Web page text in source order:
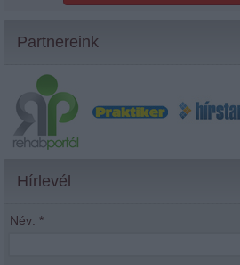
Partnereink
Hírlevél
Név: *